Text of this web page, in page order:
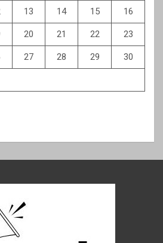
13 14 15 16
20 21 22 23
27 28 29 30